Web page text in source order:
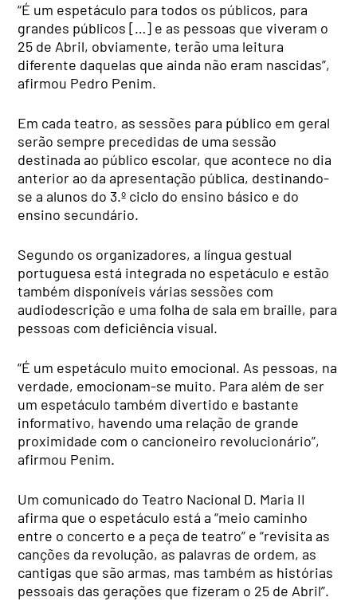
“É um espetáculo para todos os públicos, para
grandes públicos […] e as pessoas que viveram o
25 de Abril, obviamente, terão uma leitura
diferente daquelas que ainda não eram nascidas”,
afirmou Pedro Penim.
Em cada teatro, as sessões para público em geral
serão sempre precedidas de uma sessão
destinada ao público escolar, que acontece no dia
anterior ao da apresentação pública, destinando-
se a alunos do 3.º ciclo do ensino básico e do
ensino secundário.
Segundo os organizadores, a língua gestual
portuguesa está integrada no espetáculo e estão
também disponíveis várias sessões com
audiodescrição e uma folha de sala em braille, para
pessoas com deficiência visual.
“É um espetáculo muito emocional. As pessoas, na
verdade, emocionam-se muito. Para além de ser
um espetáculo também divertido e bastante
informativo, havendo uma relação de grande
proximidade com o cancioneiro revolucionário”,
afirmou Penim.
Um comunicado do Teatro Nacional D. Maria II
afirma que o espetáculo está a “meio caminho
entre o concerto e a peça de teatro” e “revisita as
canções da revolução, as palavras de ordem, as
cantigas que são armas, mas também as histórias
pessoais das gerações que fizeram o 25 de Abril”.